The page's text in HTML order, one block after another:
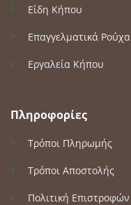
Είδη Κήπου
Επαγγελματικά Ρούχα
Εργαλεία Κήπου
Πληροφορίες
Τρόποι Πληρωμής
Τρόποι Αποστολής
Πολιτική Επιστροφών